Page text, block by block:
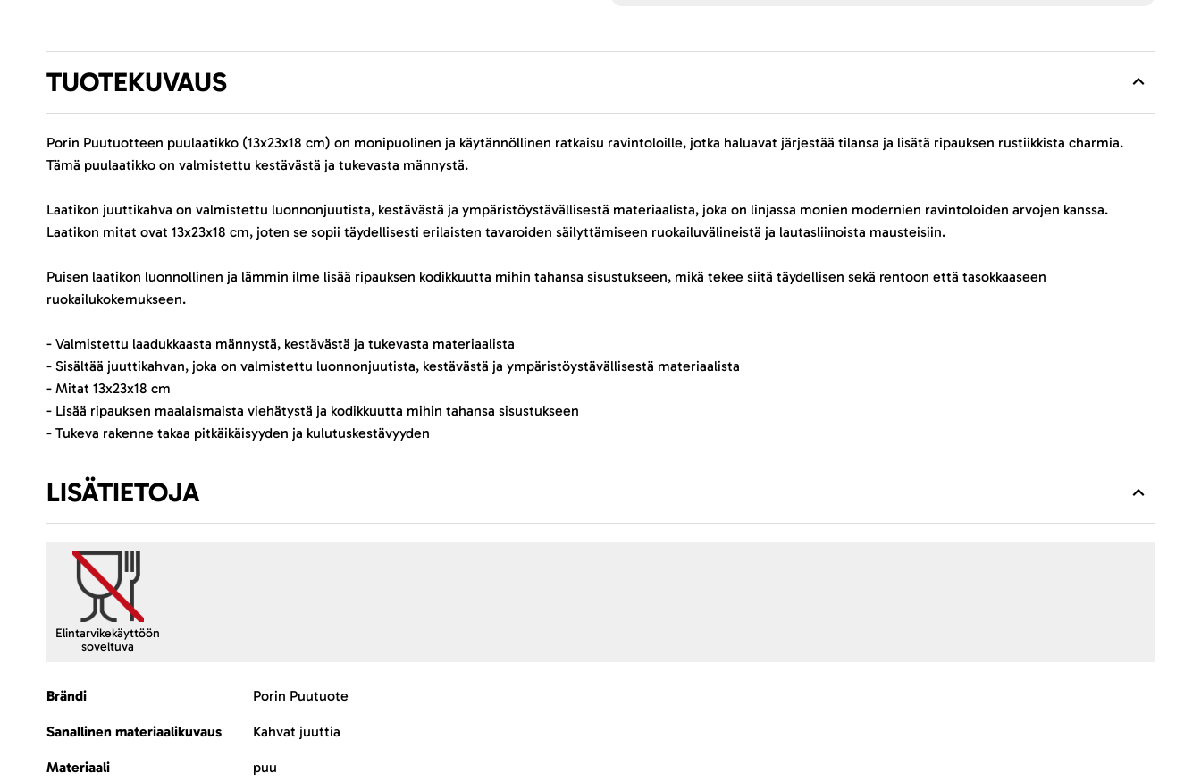
TUOTEKUVAUS
Porin Puutuotteen puulaatikko (13x23x18 cm) on monipuolinen ja käytännöllinen ratkaisu ravintoloille, jotka haluavat järjestää tilansa ja lisätä ripauksen rustiikkista charmia.
Tämä puulaatikko on valmistettu kestävästä ja tukevasta männystä.
Laatikon juuttikahva on valmistettu luonnonjuutista, kestävästä ja ympäristöystävällisestä materiaalista, joka on linjassa monien modernien ravintoloiden arvojen kanssa.
Laatikon mitat ovat 13x23x18 cm, joten se sopii täydellisesti erilaisten tavaroiden säilyttämiseen ruokailuvälineistä ja lautasliinoista mausteisiin.
Puisen laatikon luonnollinen ja lämmin ilme lisää ripauksen kodikkuutta mihin tahansa sisustukseen, mikä tekee siitä täydellisen sekä rentoon että tasokkaaseen
ruokailukokemukseen.
- Valmistettu laadukkaasta männystä, kestävästä ja tukevasta materiaalista
- Sisältää juuttikahvan, joka on valmistettu luonnonjuutista, kestävästä ja ympäristöystävällisestä materiaalista
- Mitat 13x23x18 cm
- Lisää ripauksen maalaismaista viehätystä ja kodikkuutta mihin tahansa sisustukseen
- Tukeva rakenne takaa pitkäikäisyyden ja kulutuskestävyyden
LISÄTIETOJA
Elintarvikekäyttöön
soveltuva
Lisätietoja
Brändi Porin Puutuote
Sanallinen materiaalikuvaus Kahvat juuttia
Materiaali puu